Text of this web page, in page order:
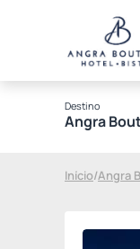
Destino
Angra
Início/Angra